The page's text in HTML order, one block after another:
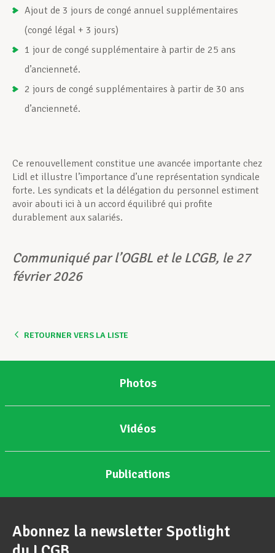
Ajout de 3 jours de congé annuel supplémentaires
(congé légal + 3 jours)
1 jour de congé supplémentaire à partir de 25 ans
d’ancienneté.
2 jours de congé supplémentaires à partir de 30 ans
d’ancienneté.
Ce renouvellement constitue une avancée importante chez
Lidl et illustre l’importance d’une représentation syndicale
forte. Les syndicats et la délégation du personnel estiment
avoir abouti ici à un accord équilibré qui profite
durablement aux salariés.
Communiqué par l’OGBL et le LCGB, le 27
février 2026
RETOURNER VERS LA LISTE
Photos
Vidéos
Publications
Abonnez la newsletter Spotlight